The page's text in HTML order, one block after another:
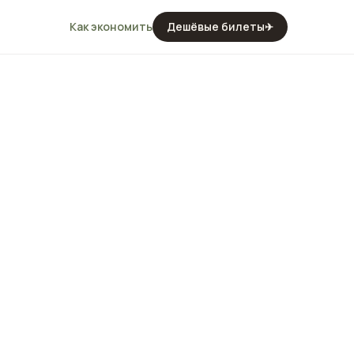
Как экономить Дешёвые билеты✈